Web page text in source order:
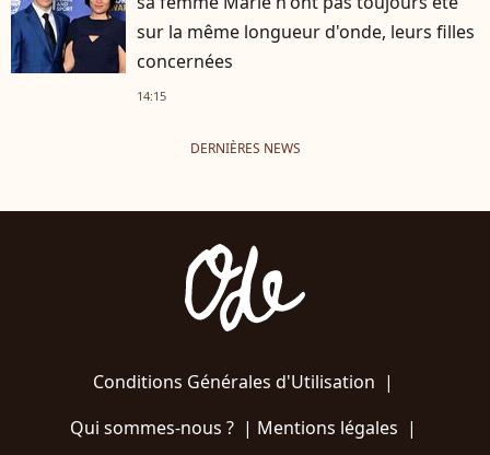
sur la même longueur d'onde, leurs filles
concernées
14:15
DERNIÈRES NEWS
Conditions Générales d'Utilisation |
Qui sommes-nous ?| Mentions légales |